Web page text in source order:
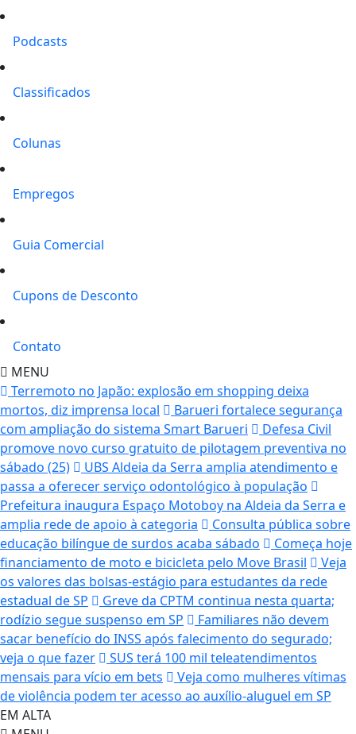
Podcasts
Classificados
Colunas
Empregos
Guia Comercial
Cupons de Desconto
Contato
MENU
Terremoto no Japão: explosão em shopping deixa
mortos, diz imprensa local
Barueri fortalece segurança
com ampliação do sistema Smart Barueri
Defesa Civil
promove novo curso gratuito de pilotagem preventiva no
sábado (25)
UBS Aldeia da Serra amplia atendimento e
passa a oferecer serviço odontológico à população
Prefeitura inaugura Espaço Motoboy na Aldeia da Serra e
amplia rede de apoio à categoria
Consulta pública sobre
educação bilíngue de surdos acaba sábado
Começa hoje
financiamento de moto e bicicleta pelo Move Brasil
Veja
os valores das bolsas-estágio para estudantes da rede
estadual de SP
Greve da CPTM continua nesta quarta;
rodízio segue suspenso em SP
Familiares não devem
sacar benefício do INSS após falecimento do segurado;
veja o que fazer
SUS terá 100 mil teleatendimentos
mensais para vício em bets
Veja como mulheres vítimas
de violência podem ter acesso ao auxílio-aluguel em SP
EM ALTA